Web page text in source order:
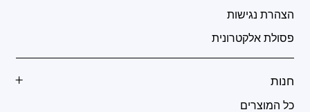
הצהרת נגישות
פסולת אלקטרונית
חנות
כל המוצרים